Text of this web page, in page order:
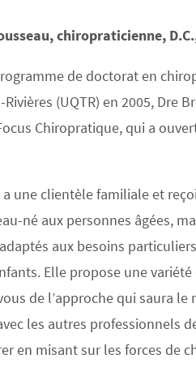
chiropraticienne,
de doctorat en
Rivières (UQTR) en 2005, Dre
Chiropratique, qui a
a une clientèle familiale et
né aux personnes âgées,
aux besoins
Elle propose une
de l’approche qui saura
les autres professionnels
en misant sur les forces de